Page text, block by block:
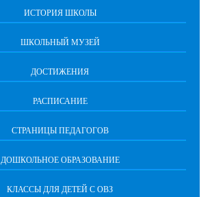
ИСТОРИЯ ШКОЛЫ
ШКОЛЬНЫЙ МУЗЕЙ
ДОСТИЖЕНИЯ
РАСПИСАНИЕ
СТРАНИЦЫ ПЕДАГОГОВ
ДОШКОЛЬНОЕ ОБРАЗОВАНИЕ
КЛАССЫ ДЛЯ ДЕТЕЙ С ОВЗ